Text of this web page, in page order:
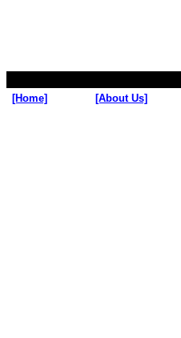
[Home] [About Us]